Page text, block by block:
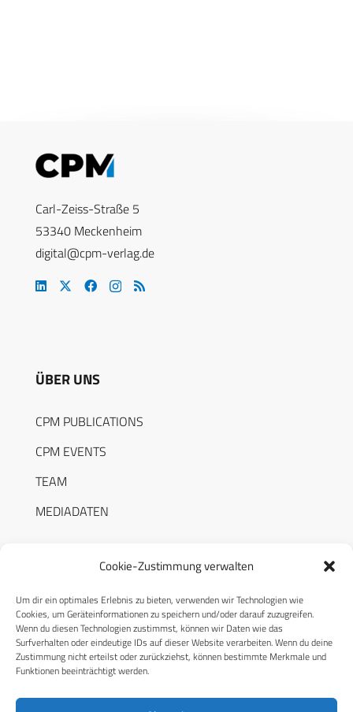
Cookie-Zustimmung verwalten
Um dir ein optimales Erlebnis zu bieten, verwenden wir Technologien wie
Cookies, um Geräteinformationen zu speichern und/oder darauf zuzugreifen.
Wenn du diesen Technologien zustimmst, können wir Daten wie das
Surfverhalten oder eindeutige IDs auf dieser Website verarbeiten. Wenn du deine
Zustimmung nicht erteilst oder zurückziehst, können bestimmte Merkmale und
Funktionen beeinträchtigt werden.
Carl-Zeiss-Straße 5
53340 Meckenheim
digital@cpm-verlag.de
ÜBER UNS
CPM PUBLICATIONS
CPM EVENTS
TEAM
MEDIADATEN
RECHTLICHES
Datenschutzerklärung
Cookie-Richtlinie (EU)